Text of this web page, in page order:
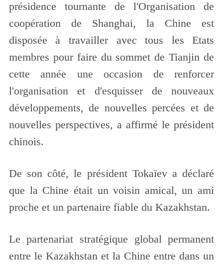
présidence tournante de l'Organisation de
coopération de Shanghai, la Chine est
disposée à travailler avec tous les Etats
membres pour faire du sommet de Tianjin de
cette année une occasion de renforcer
l'organisation et d'esquisser de nouveaux
développements, de nouvelles percées et de
nouvelles perspectives, a affirmé le président
chinois.
De son côté, le président Tokaïev a déclaré
que la Chine était un voisin amical, un ami
proche et un partenaire fiable du Kazakhstan.
Le partenariat stratégique global permanent
entre le Kazakhstan et la Chine entre dans un